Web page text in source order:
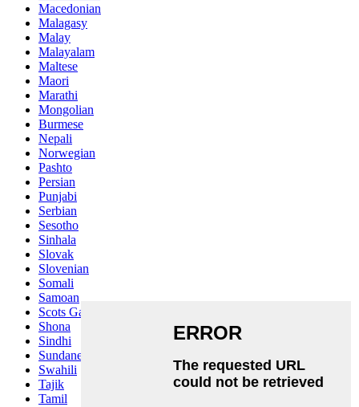
Macedonian
Malagasy
Malay
Malayalam
Maltese
Maori
Marathi
Mongolian
Burmese
Nepali
Norwegian
Pashto
Persian
Punjabi
Serbian
Sesotho
Sinhala
Slovak
Slovenian
Somali
Samoan
Scots Gaelic
Shona
Sindhi
Sundanese
Swahili
Tajik
Tamil